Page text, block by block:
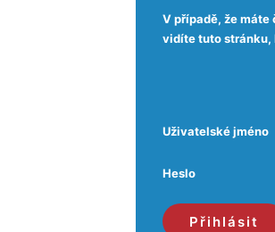
V případě, že
vidíte tuto stránku,
Uživatelské jméno
Heslo